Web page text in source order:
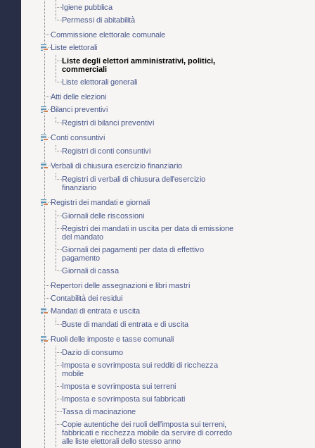
Igiene pubblica
Permessi di abitabilità
Commissione elettorale comunale
Liste elettorali
Liste degli elettori amministrativi, politici,
commerciali
Liste elettorali generali
Atti delle elezioni
Bilanci preventivi
Registri di bilanci preventivi
Conti consuntivi
Registri di conti consuntivi
Verbali di chiusura esercizio finanziario
Registri di verbali di chiusura dell'esercizio
finanziario
Registri dei mandati e giornali
Giornali delle riscossioni
Registri dei mandati in uscita per data di emissione
del mandato
Giornali dei pagamenti per data di effettivo
pagamento
Giornali di cassa
Repertori delle assegnazioni e libri mastri
Contabilità dei residui
Mandati di entrata e uscita
Buste di mandati di entrata e di uscita
Ruoli delle imposte e tasse comunali
Dazio di consumo
Imposta e sovrimposta sui redditi di ricchezza
mobile
Imposta e sovrimposta sui terreni
Imposta e sovrimposta sui fabbricati
Tassa di macinazione
Copie autentiche dei ruoli dell'imposta sui terreni,
fabbricati e ricchezza mobile da servire di corredo
alle liste elettorali dello stesso anno